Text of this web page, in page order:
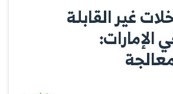
غير القابلة
الإمارات: